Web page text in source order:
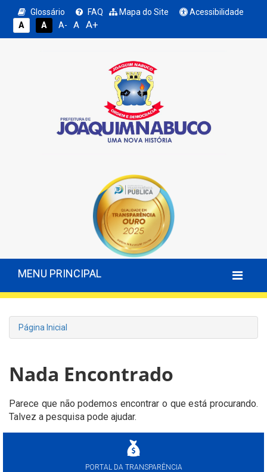
Glossário FAQ Mapa do Site
Acessibilidade
A
A A- A A+
MENU PRINCIPAL
Página Inicial
Nada Encontrado
Parece que não podemos encontrar o que está procurando.
Talvez a pesquisa pode ajudar.
PORTAL DA TRANSPARÊNCIA